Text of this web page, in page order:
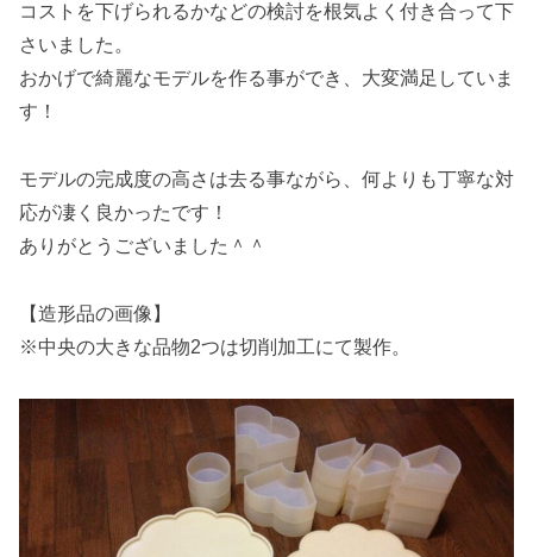
コストを下げられるかなどの検討を根気よく付き合って下
さいました。
おかげで綺麗なモデルを作る事ができ、大変満足していま
す！
モデルの完成度の高さは去る事ながら、何よりも丁寧な対
応が凄く良かったです！
ありがとうございました＾＾
【造形品の画像】
※中央の大きな品物2つは切削加工にて製作。